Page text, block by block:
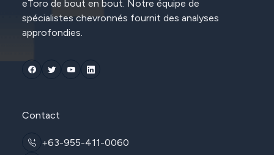
eToro de bout en bout. Notre équipe de
spécialistes chevronnés fournit des analyses
approfondies.
Contact
+63-955-411-0060